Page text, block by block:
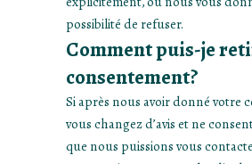
possibilité de refuser.
Comment puis-je
consentement?
Si après nous avoir donné votre
vous changez d’avis et ne
que nous puissions vous